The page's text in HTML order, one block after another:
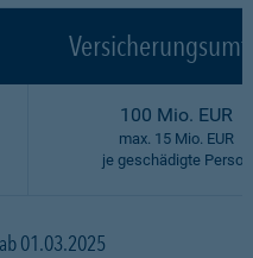
100 Mio. EUR
max. 15 Mio. EUR
je geschädigte Person
01.03.2025